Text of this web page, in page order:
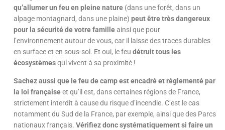
qu’allumer un feu en pleine nature (dans une forêt, dans un
alpage montagnard, dans une plaine)peut être très dangereux
pour la sécurité de votre familleainsi que pour
l’environnement autour de vous, car il laisse des traces durables
en surface et en sous-sol. Et oui, le feudétruit tous les
écosystèmesqui vivent à sa proximité !
Sachez aussi que le feu de camp est encadré et réglementé par
la loi françaiseet qu’il est, dans certaines régions de France,
strictement interdit à cause du risque d’incendie. C’est le cas
notamment du Sud de la France, par exemple, ainsi que des Parcs
nationaux français.Vérifiez donc systématiquement si faire un